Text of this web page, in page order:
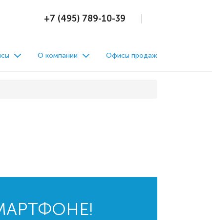
+7 (495) 789-10-39
О компании Офисы продаж